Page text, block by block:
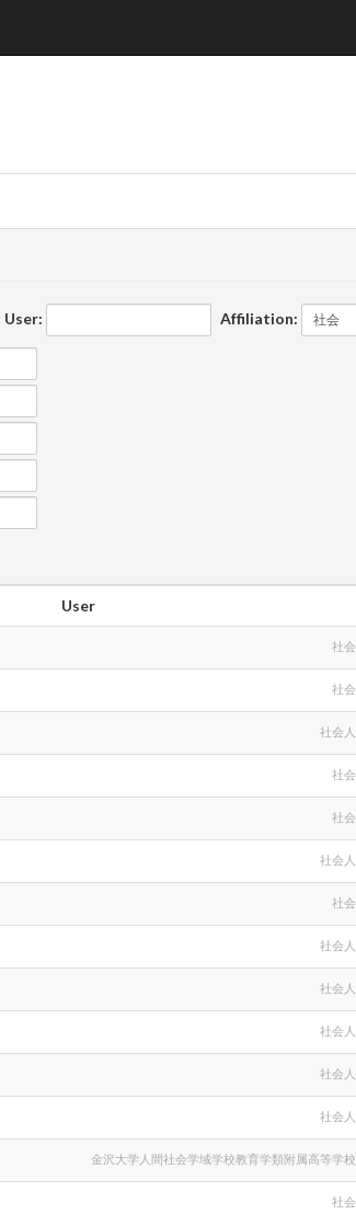
User: Affiliation:
User
社会
社会
社会人
社会
社会
社会人
社会
社会人
社会人
社会人
社会人
社会人
金沢大学人間社会学域学校教育学類附属高等学校
社会